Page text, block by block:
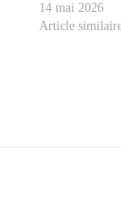
14 mai 2026
Article